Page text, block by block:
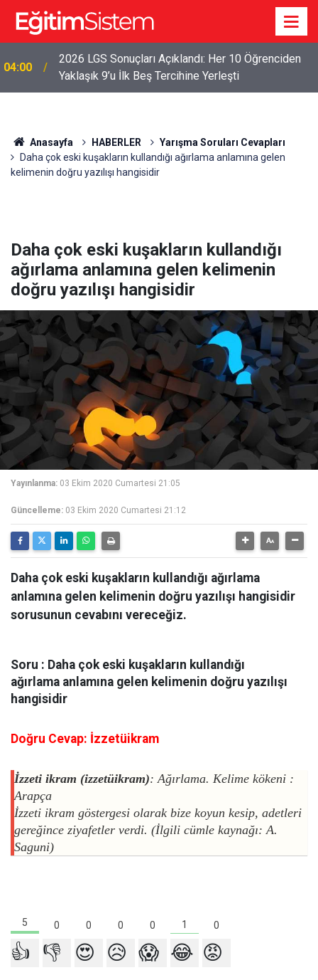
04:00
2026 LGS Sonuçları Açıklandı: Her 10 Öğrenciden
Yaklaşık 9’u İlk Beş Tercihine Yerleşti
Anasayfa HABERLER
Yarışma Soruları Cevapları
Daha çok eski kuşakların kullandığı ağırlama anlamına gelen
kelimenin doğru yazılışı hangisidir
Daha çok eski kuşakların kullandığı
ağırlama anlamına gelen kelimenin
doğru yazılışı hangisidir
Yayınlanma: 03 Ekim 2020 Cumartesi 21:05
Güncelleme: 03 Ekim 2020 Cumartesi 21:12
Daha çok eski kuşakların kullandığı ağırlama
anlamına gelen kelimenin doğru yazılışı hangisidir
sorusunun cevabını vereceğiz.
Soru : Daha çok eski kuşakların kullandığı
ağırlama anlamına gelen kelimenin doğru yazılışı
hangisidir
Doğru Cevap: İzzetüikram
İzzeti ikram (izzetüikram): Ağırlama. Kelime kökeni :
Arapça
İzzeti ikram göstergesi olarak bize koyun kesip, adetleri
gereğince ziyafetler verdi. (İlgili cümle kaynağı: A.
Saguni)
5 0 0 0 0 1 0
👍 👎 😍 😥 😱 😂 😡